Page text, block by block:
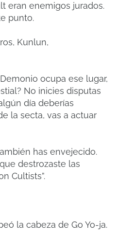
eran enemigos jurados.
punto.
Kunlun,
ocupa ese lugar,
No inicies disputas
día deberías
la secta, vas a actuar
has envejecido.
destrozaste las
Cultists”.
la cabeza de Go Yo-ja.